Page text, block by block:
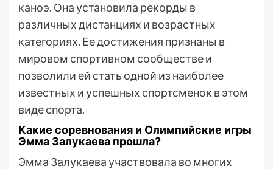
каноэ. Она установила рекорды в
различных дистанциях и возрастных
категориях. Ее достижения признаны в
мировом спортивном сообществе и
позволили ей стать одной из наиболее
известных и успешных спортсменок в этом
виде спорта.
Какие соревнования и Олимпийские игры
Эмма Залукаева прошла?
Эмма Залукаева участвовала во многих